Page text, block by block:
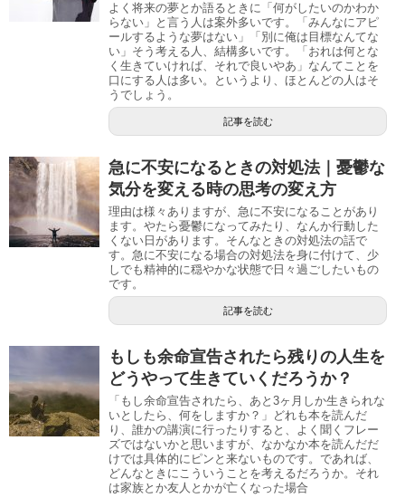
よく将来の夢とか語るときに「何がしたいのかわか
らない」と言う人は案外多いです。「みんなにアピ
ールするような夢はない」「別に俺は目標なんてな
い」そう考える人、結構多いです。「おれは何とな
く生きていければ、それで良いやあ」なんてことを
口にする人は多い。というより、ほとんどの人はそ
うでしょう。
記事を読む
急に不安になるときの対処法｜憂鬱な
気分を変える時の思考の変え方
理由は様々ありますが、急に不安になることがあり
ます。やたら憂鬱になってみたり、なんか行動した
くない日があります。そんなときの対処法の話で
す。急に不安になる場合の対処法を身に付けて、少
しでも精神的に穏やかな状態で日々過ごしたいもの
です。
記事を読む
もしも余命宣告されたら残りの人生を
どうやって生きていくだろうか？
「もし余命宣告されたら、あと3ヶ月しか生きられな
いとしたら、何をしますか？」どれも本を読んだ
り、誰かの講演に行ったりすると、よく聞くフレー
ズではないかと思いますが、なかなか本を読んだだ
けでは具体的にピンと来ないものです。であれば、
どんなときにこういうことを考えるだろうか。それ
は家族とか友人とかが亡くなった場合